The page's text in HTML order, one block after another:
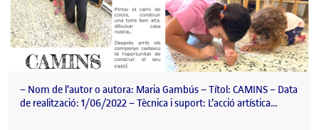
– Nom de l’autor o autora: Maria Gambús – Títol: CAMINS – Data
de realització: 1/06/2022 – Tècnica i suport: L’acció artística…